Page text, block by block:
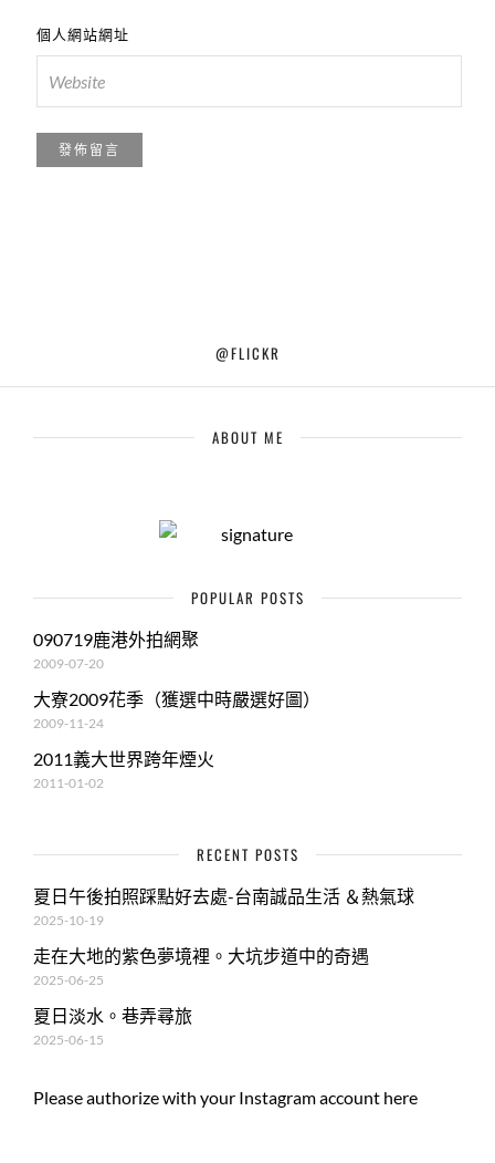
個人網站網址
@FLICKR
ABOUT ME
POPULAR POSTS
090719鹿港外拍網聚
2009-07-20
大寮2009花季（獲選中時嚴選好圖）
2009-11-24
2011義大世界跨年煙火
2011-01-02
RECENT POSTS
夏日午後拍照踩點好去處-台南誠品生活 ＆熱氣球
2025-10-19
走在大地的紫色夢境裡。大坑步道中的奇遇
2025-06-25
夏日淡水。巷弄尋旅
2025-06-15
Please authorize with your Instagram account here